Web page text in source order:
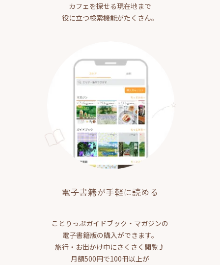
カフェを探せる現在地まで
役に立つ検索機能がたくさん。
電子書籍が手軽に読める
ことりっぷガイドブック・マガジンの
電子書籍版の購入ができます。
旅行・お出かけ中にさくさく閲覧♪
月額500円で100冊以上が